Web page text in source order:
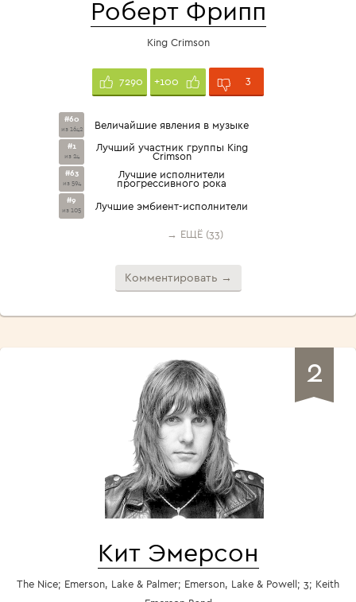
Роберт Фрипп
King Crimson
7290 +100 3
#60
из 1642 Величайшие явления в музыке
#1
из 24
Лучший участник группы King
Crimson
#63
из 594
Лучшие исполнители
прогрессивного рока
#9
из 105 Лучшие эмбиент-исполнители
→ ЕЩЁ (33)
Комментировать →
2
Кит Эмерсон
The Nice; Emerson, Lake & Palmer; Emerson, Lake & Powell; 3; Keith